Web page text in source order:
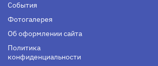
События
Фотогалерея
Об оформлении сайта
Политика
конфиденциальности